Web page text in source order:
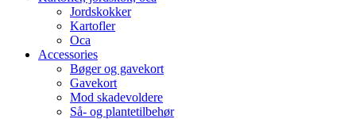
Jordskokker
Kartofler
Oca
Accessories
Bøger og gavekort
Gavekort
Mod skadevoldere
Så- og plantetilbehør